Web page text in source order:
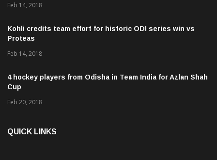
Feb 14, 2018
Kohli credits team effort for historic ODI series win vs
Proteas
Feb 14, 2018
4 hockey players from Odisha in Team India for Azlan Shah
Cup
Feb 20, 2018
QUICK LINKS